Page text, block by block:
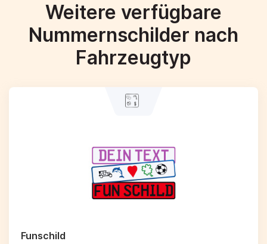
Weitere verfügbare
Nummernschilder nach
Fahrzeugtyp
Funschild